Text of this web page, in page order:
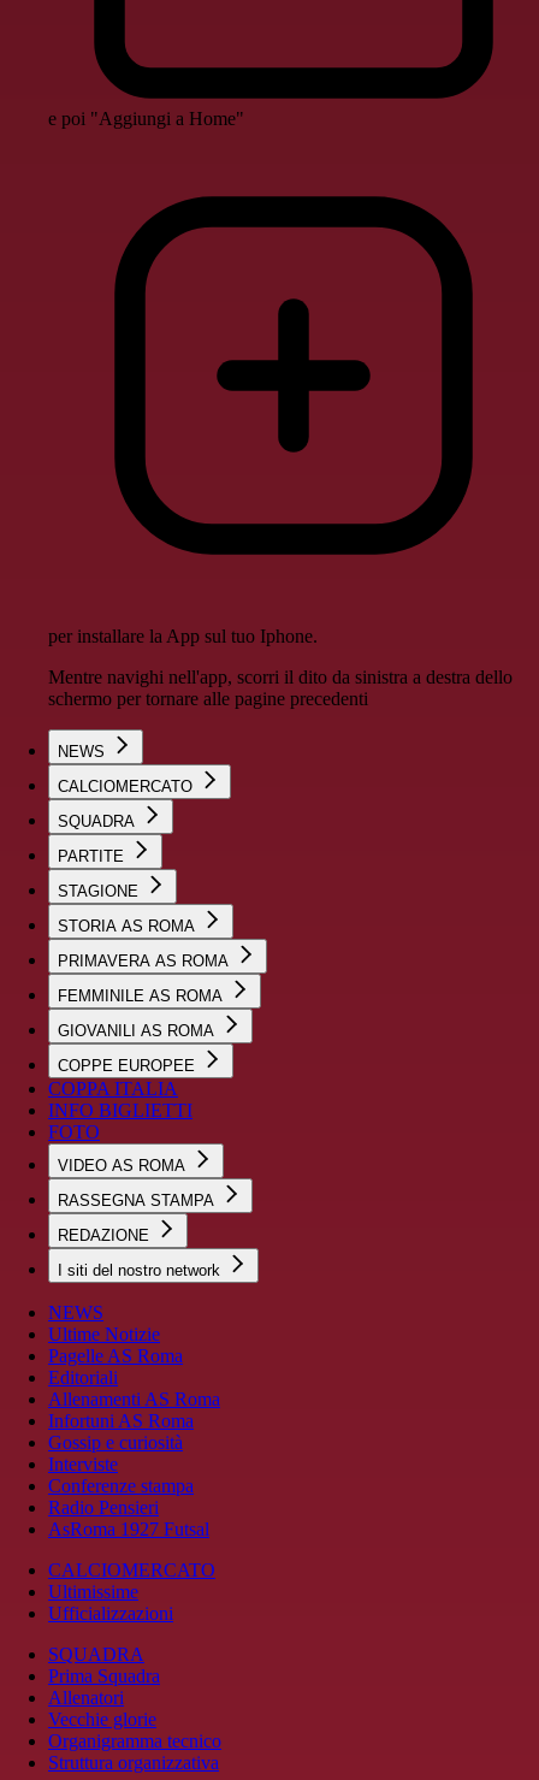
e poi "Aggiungi a Home"
per installare la App sul tuo Iphone.
Mentre navighi nell'app, scorri il dito da sinistra a destra dello
schermo per tornare alle pagine precedenti
NEWS
CALCIOMERCATO
SQUADRA
PARTITE
STAGIONE
STORIA AS ROMA
PRIMAVERA AS ROMA
FEMMINILE AS ROMA
GIOVANILI AS ROMA
COPPE EUROPEE
COPPA ITALIA
INFO BIGLIETTI
FOTO
VIDEO AS ROMA
RASSEGNA STAMPA
REDAZIONE
I siti del nostro network
NEWS
Ultime Notizie
Pagelle AS Roma
Editoriali
Allenamenti AS Roma
Infortuni AS Roma
Gossip e curiosità
Interviste
Conferenze stampa
Radio Pensieri
AsRoma 1927 Futsal
CALCIOMERCATO
Ultimissime
Ufficializzazioni
SQUADRA
Prima Squadra
Allenatori
Vecchie glorie
Organigramma tecnico
Struttura organizzativa